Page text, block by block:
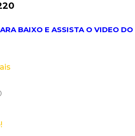
BAIXO E ASSISTA O VIDEO